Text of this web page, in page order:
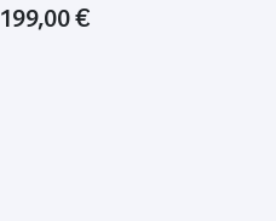
199,00 €